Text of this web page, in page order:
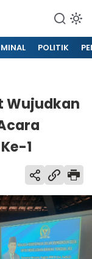
POLITIK
Wujudkan
1